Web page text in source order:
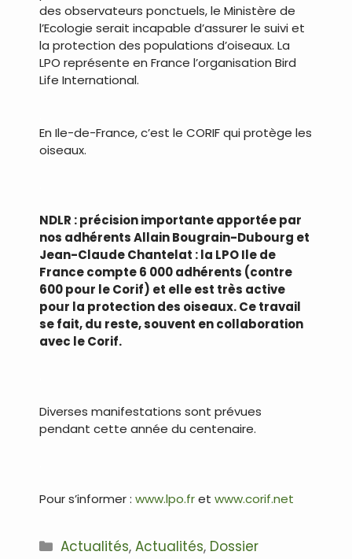
des observateurs ponctuels, le Ministère de
l’Ecologie serait incapable d’assurer le suivi et
la protection des populations d’oiseaux. La
LPO représente en France l’organisation Bird
Life International.
En Ile-de-France, c’est le CORIF qui protège les
oiseaux.
NDLR : précision importante apportée par
nos adhérents Allain Bougrain-Dubourg et
Jean-Claude Chantelat : la LPO Ile de
France compte 6 000 adhérents (contre
600 pour le Corif) et elle est très active
pour la protection des oiseaux. Ce travail
se fait, du reste, souvent en collaboration
avec le Corif.
Diverses manifestations sont prévues
pendant cette année du centenaire.
Pour s’informer : www.lpo.fret www.corif.net
Catégories
Actualités,Actualités, Dossier